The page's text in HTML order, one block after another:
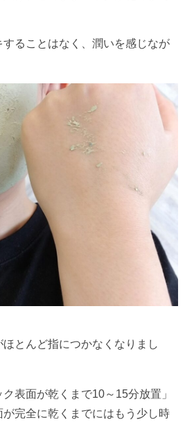
ることはなく、潤いを感じなが
とんど指につかなくなりまし
表面が乾くまで10～15分放置」
が完全に乾くまでにはもう少し時